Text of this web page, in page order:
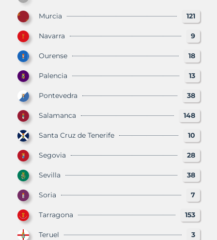
Murcia 121
Navarra 9
Ourense 18
Palencia 13
Pontevedra 38
Salamanca 148
Santa Cruz de Tenerife 10
Segovia 28
Sevilla 38
Soria 7
Tarragona 153
Teruel 3